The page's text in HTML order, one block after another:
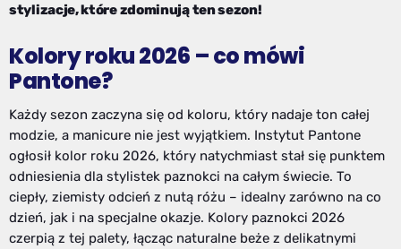
stylizacje, które zdominują ten sezon!
Kolory roku 2026 – co mówi
Pantone?
Każdy sezon zaczyna się od koloru, który nadaje ton całej
modzie, a manicure nie jest wyjątkiem. Instytut Pantone
ogłosił kolor roku 2026, który natychmiast stał się punktem
odniesienia dla stylistek paznokci na całym świecie. To
ciepły, ziemisty odcień z nutą różu – idealny zarówno na co
dzień, jak i na specjalne okazje. Kolory paznokci 2026
czerpią z tej palety, łącząc naturalne beże z delikatnymi